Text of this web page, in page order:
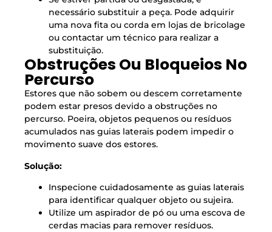
necessário substituir a peça. Pode adquirir
uma nova fita ou corda em lojas de bricolage
ou contactar um técnico para realizar a
substituição.
Obstruções Ou Bloqueios No
Percurso
Estores que não sobem ou descem corretamente
podem estar presos devido a obstruções no
percurso. Poeira, objetos pequenos ou resíduos
acumulados nas guias laterais podem impedir o
movimento suave dos estores.
Solução:
Inspecione cuidadosamente as guias laterais
para identificar qualquer objeto ou sujeira.
Utilize um aspirador de pó ou uma escova de
cerdas macias para remover resíduos.